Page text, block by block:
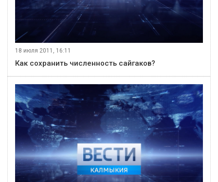
18 июля 2011, 16:11
Как сохранить численность сайгаков?